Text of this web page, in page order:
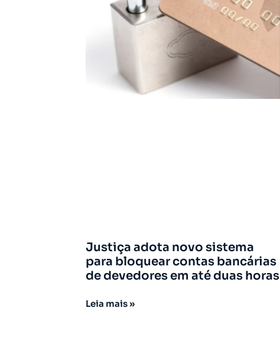
Justiça adota novo sistema
para bloquear contas bancárias
de devedores em até duas horas
Leia mais »